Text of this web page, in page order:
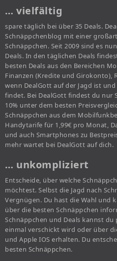
… vielfältig
spare täglich bei über 35 Deals.
Schnäppchenblog mit einer
Schnäppchen. Seit 2009 sind es
Deals. In den täglichen Deals
besten Deals aus den Bereichen
Finanzen (Kredite und Girokonto),
wenn DealGott auf der Jagd ist
findet. Bei DealGott findest du nur
10% unter dem besten
Schnäppchen aus dem
Handytarife für 1,99€ pro Monat,
und auch Smartphones zu
mehr wartet bei DealGott auf dich.
… unkompliziert
Entscheide, über welche
möchtest. Selbst die Jagd nach
Vergnügen. Du hast die Wahl und
über die besten Schnäppchen
Schnäppchen und Deals kannst
einmal verschickt wird oder über
und Apple IOS erhalten. Du
besten Schnäppchen.